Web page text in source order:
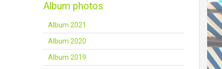
Album photos
Album 2021
Album 2020
Album 2019